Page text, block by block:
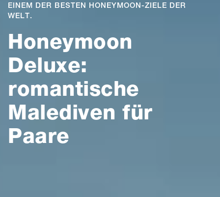
Honeymoon
Deluxe:
romantische
Malediven für
Paare
EINEM DER BESTEN HONEYMOON-ZIELE DER
WELT.